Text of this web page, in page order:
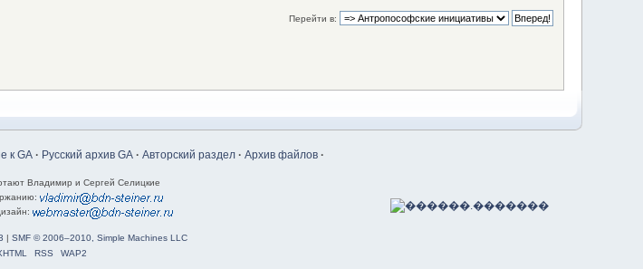
Перейти в:
к GA · Русский архив GA · Авторский раздел · Архив файлов ·
Владимир и Сергей Селицкие
SMF © 2006–2010, Simple Machines LLC
RSS WAP2